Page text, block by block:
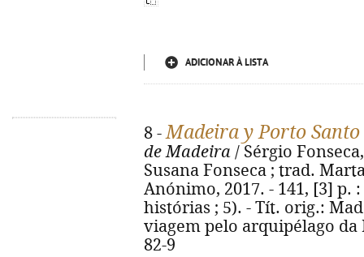
ADICIONAR À LISTA
8 -Madeira y Porto Santo
de Madeira / Sérgio
Susana Fonseca ; trad.
Anónimo, 2017. - 141, [3] p.
histórias ; 5). - Tít. orig.:
viagem pelo arquipélago da
82-9